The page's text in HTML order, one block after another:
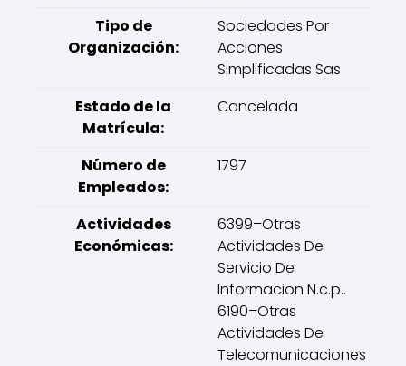
Tipo de
Organización:
Sociedades Por
Acciones
Simplificadas Sas
Estado de la
Matrícula:
Cancelada
Número de
Empleados:
1797
Actividades
Económicas:
6399–Otras
Actividades De
Servicio De
Informacion N.c.p..
6190–Otras
Actividades De
Telecomunicaciones